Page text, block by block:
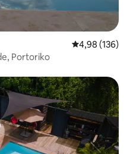
Průměrné
4,98 (136)
Portoriko